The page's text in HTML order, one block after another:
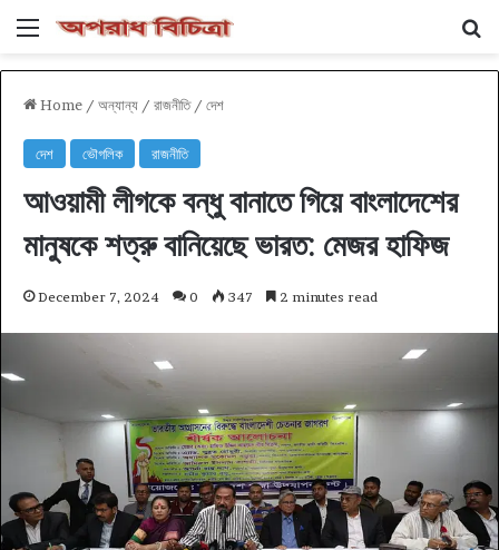
Menu
Home / অন্যান্য / রাজনীতি / দেশ
দেশ ভৌগলিক রাজনীতি
আওয়ামী লীগকে বন্ধু বানাতে গিয়ে বাংলাদেশের
মানুষকে শত্রু বানিয়েছে ভারত: মেজর হাফিজ
December 7, 2024 0 347 2 minutes read